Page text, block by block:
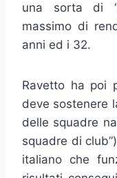
una sorta di
massimo di
anni ed i 32.
Ravetto ha poi
deve sostenere
delle squadre
squadre di
italiano che